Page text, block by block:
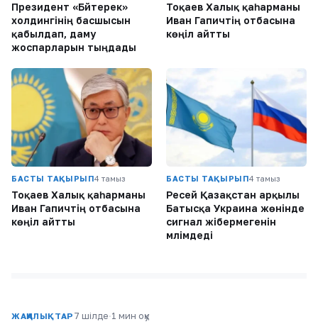
Президент «Бәйтерек»
холдингінің басшысын
қабылдап, даму
жоспарларын тыңдады
Тоқаев Халық қаһарманы
Иван Гапичтің отбасына
көңіл айтты
БАСТЫ ТАҚЫРЫП4 тамыз
Тоқаев Халық қаһарманы
Иван Гапичтің отбасына
көңіл айтты
БАСТЫ ТАҚЫРЫП4 тамыз
Ресей Қазақстан арқылы
Батысқа Украина жөнінде
сигнал жібермегенін
мәлімдеді
ЖАҢАЛЫҚТАР 7 шілде·1 мин оқу